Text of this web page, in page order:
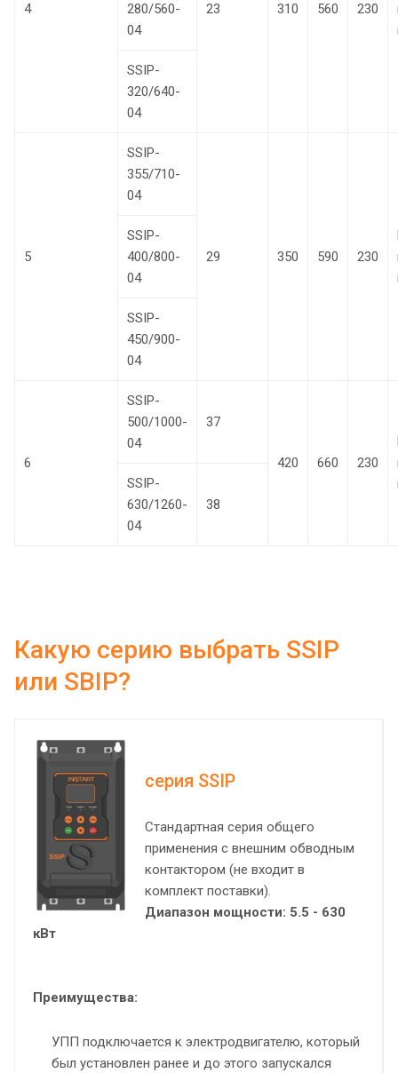
4 23 310 560 230
280/560-
04
SSIP-
320/640-
04
5
SSIP-
355/710-
04
29 350 590 230
SSIP-
400/800-
04
SSIP-
450/900-
04
6
SSIP-
500/1000-
04
37
420 660 230
SSIP-
630/1260-
04
38
Какую серию выбрать SSIP
или SBIP?
серия SSIP
Стандартная серия общего
применения с внешним обводным
контактором (не входит в
комплект поставки).
Диапазон мощности: 5.5 - 630
кВт
Преимущества:
УПП подключается к электродвигателю, который
был установлен ранее и до этого запускался